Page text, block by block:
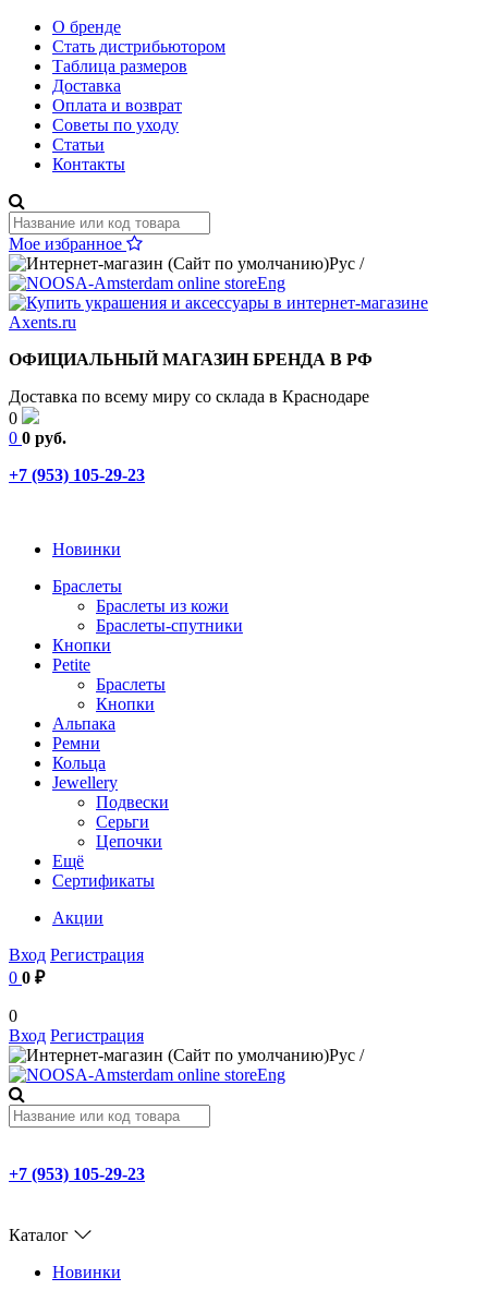
О бренде
Стать дистрибьютором
Таблица размеров
Доставка
Оплата и возврат
Советы по уходу
Статьи
Контакты
Мое избранное
Рус /
Eng
ОФИЦИАЛЬНЫЙ МАГАЗИН БРЕНДА В РФ
Доставка по всему миру со склада в Краснодаре
0
0 0 руб.
+7 (953) 105-29-23
Новинки
Браслеты
Браслеты из кожи
Браслеты-спутники
Кнопки
Petite
Браслеты
Кнопки
Альпака
Ремни
Кольца
Jewellery
Подвески
Серьги
Цепочки
Ещё
Сертификаты
Акции
Вход Регистрация
0 0 ₽
0
Вход Регистрация
Рус /
Eng
+7 (953) 105-29-23
Каталог
Новинки